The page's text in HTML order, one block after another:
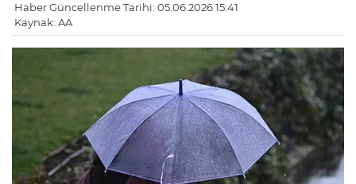
Haber Güncellenme Tarihi: 05.06.2026 15:41
Kaynak: AA